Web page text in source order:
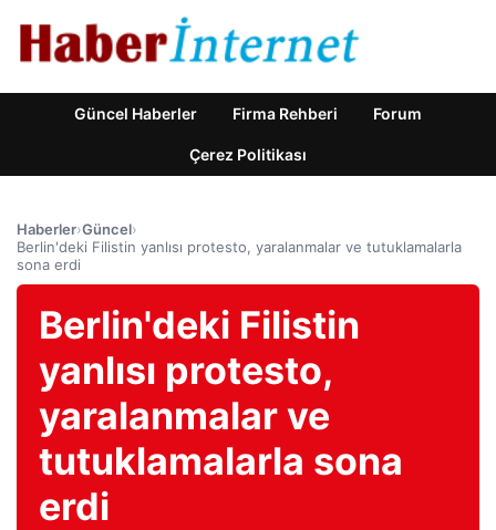
Güncel Haberler Firma Rehberi Forum
Çerez Politikası
Haberler›Güncel›
Berlin'deki Filistin yanlısı protesto, yaralanmalar ve tutuklamalarla
sona erdi
Berlin'deki Filistin
yanlısı protesto,
yaralanmalar ve
tutuklamalarla sona
erdi